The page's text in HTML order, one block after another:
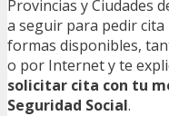
Provincias y Ciudades
a seguir para pedir cita
formas disponibles,
o por Internet y te
solicitar cita con tu
Seguridad Social.